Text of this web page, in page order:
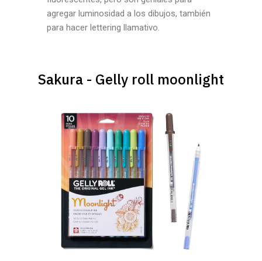
agregar luminosidad a los dibujos, también
para hacer lettering llamativo.
Sakura - Gelly roll moonlight